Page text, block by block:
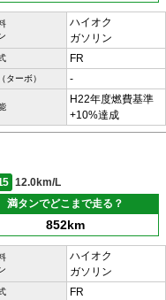
ハイオク
ガソリン
FR
ターボ） -
H22年度燃費基準
+10%達成
12.0km/L
満タンでどこまで走る？
852km
ハイオク
ガソリン
FR